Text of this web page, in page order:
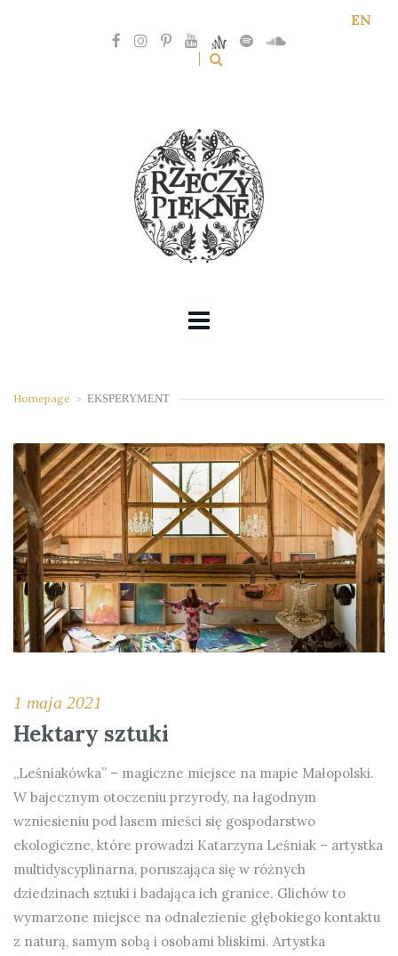
EN
Homepage > EKSPERYMENT
1 maja 2021
Hektary sztuki
„Leśniakówka” – magiczne miejsce na mapie Małopolski.
W bajecznym otoczeniu przyrody, na łagodnym
wzniesieniu pod lasem mieści się gospodarstwo
ekologiczne, które prowadzi Katarzyna Leśniak – artystka
multidyscyplinarna, poruszająca się w różnych
dziedzinach sztuki i badająca ich granice. Glichów to
wymarzone miejsce na odnalezienie głębokiego kontaktu
z naturą, samym sobą i osobami bliskimi. Artystka